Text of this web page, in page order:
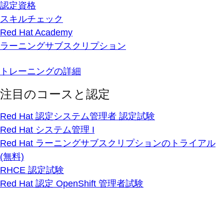
認定資格
スキルチェック
Red Hat Academy
ラーニングサブスクリプション
トレーニングの詳細
注目のコースと認定
Red Hat 認定システム管理者 認定試験
Red Hat システム管理 I
Red Hat ラーニングサブスクリプションのトライアル
(無料)
RHCE 認定試験
Red Hat 認定 OpenShift 管理者試験